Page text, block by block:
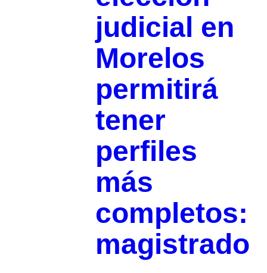
judicial en
Morelos
permitirá
tener
perfiles
más
completos:
magistrado